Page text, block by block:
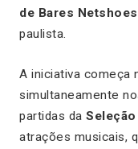
de Bares Netshoes
paulista.
A iniciativa começa
simultaneamente
partidas da
atrações musicais,